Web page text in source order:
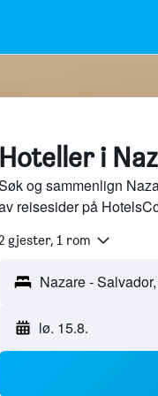
Hoteller i
og sammenlign
reisesider på
gjester, 1 rom
Nazare -
lø. 15.8.